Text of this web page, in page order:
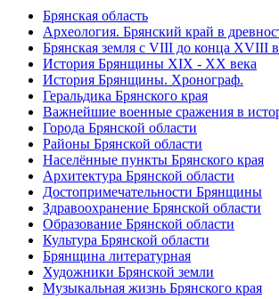
Брянская область
Археология. Брянский край в
Брянская земля с VIII до конца XVIII
История Брянщины XIX - XX века
История Брянщины. Хронограф.
Геральдика Брянского края
Важнейшие военные сражения в
Города Брянской области
Районы Брянской области
Населённые пункты Брянского края
Архитектура Брянской области
Достопримечательности Брянщины
Здравоохранение Брянской области
Образование Брянской области
Культура Брянской области
Брянщина литературная
Художники Брянской земли
Музыкальная жизнь Брянского края